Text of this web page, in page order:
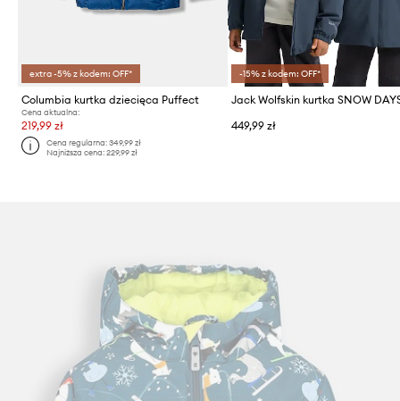
extra -5% z kodem: OFF*
Columbia kurtka dziecięca Puffect
Cena aktualna:
219,99 zł
Cena regularna:349,99 zł
Najniższa cena:229,99 zł
-15% z kodem: OFF*
449,99 zł